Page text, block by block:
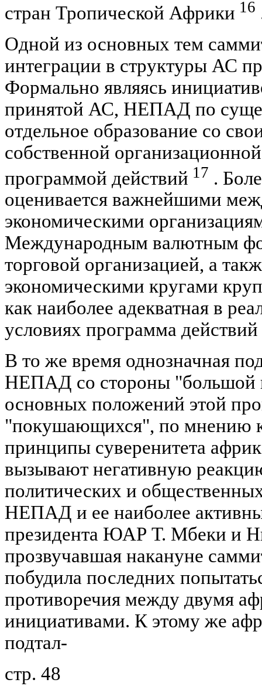
стран Тропической Африки 16
Одной из основных тем
интеграции в структуры АС
Формально являясь
принятой АС, НЕПАД по
отдельное образование со
собственной
программой действий 17 .
оценивается важнейшими
экономическими
Международным валютным
торговой организацией, а
экономическими кругами
как наиболее адекватная в
условиях программа
В то же время однозначная
НЕПАД со стороны "большой
основных положений этой
"покушающихся", по мнению
принципы суверенитета
вызывают негативную
политических и
НЕПАД и ее наиболее
президента ЮАР Т. Мбеки и
прозвучавшая накануне
побудила последних
противоречия между двумя
инициативами. К этому же
подтал-
стр. 48